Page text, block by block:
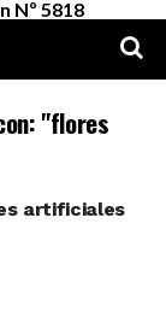
Nº 5818
"flores
artificiales